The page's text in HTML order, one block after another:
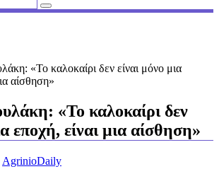
«Το καλοκαίρι δεν είναι μόνο μια
αίσθηση»
«Το καλοκαίρι δεν
εποχή, είναι μια αίσθηση»
AgrinioDaily